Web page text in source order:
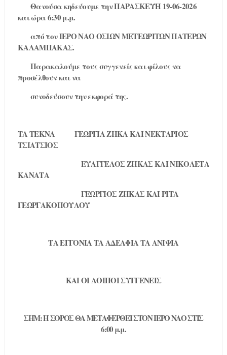
Θανούσα κηδεύουμε την ΠΑΡΑΣΚΕΥΗ 19-06-2026
και ώρα 6:30 μ.μ.
από τον ΙΕΡΟ ΝΑΟ ΟΣΙΩΝ ΜΕΤΕΩΡΙΤΩΝ ΠΑΤΕΡΩΝ
ΚΑΛΑΜΠΑΚΑΣ.
Παρακαλούμε τους συγγενείς και φίλους να
προσέλθουν και να
συνοδεύσουν την εκφορά της.
ΤΑ ΤΕΚΝΑ
ΓΕΩΡΓΙΑ ΖΗΚΑ ΚΑΙ ΝΕΚΤΑΡΙΟΣ
ΤΣΙΑΤΣΙΟΣ
ΕΥΑΓΓΕΛΟΣ ΖΗΚΑΣ ΚΑΙ ΝΙΚΟΛΕΤΑ
ΚΑΝΑΤΑ
ΓΕΩΡΓΙΟΣ ΖΗΚΑΣ ΚΑΙ ΡΙΤΑ
ΓΕΩΡΓΑΚΟΠΟΥΛΟΥ
ΤΑ ΕΓΓΟΝΙΑ ΤΑ ΑΔΕΛΦΙΑ ΤΑ ΑΝΙΨΙΑ
ΚΑΙ ΟΙ ΛΟΙΠΟΙ ΣΥΓΓΕΝΕΙΣ
ΣΗΜ: Η ΣΟΡΟΣ ΘΑ ΜΕΤΑΦΕΡΘΕΙ ΣΤΟΝ ΙΕΡΟ ΝΑΟ ΣΤΙΣ
6:00 μ.μ.